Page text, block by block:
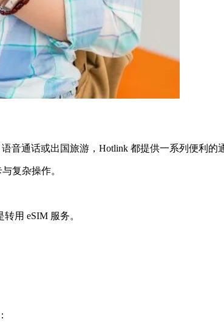
音通话或出国旅游，Hotlink 都提供一系列便利的
复杂操作。
用 eSIM 服务。